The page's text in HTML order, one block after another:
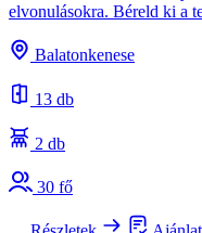
elvonulásokra. Béreld ki a
Balatonkenese
13 db
2 db
30 fő